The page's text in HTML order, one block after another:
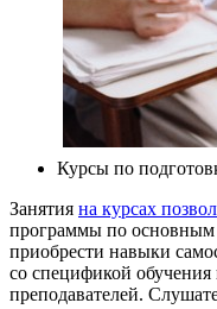
Курсы по
Занятия на курсах
программы по
приобрести навыки
со спецификой обучения
преподавателей.